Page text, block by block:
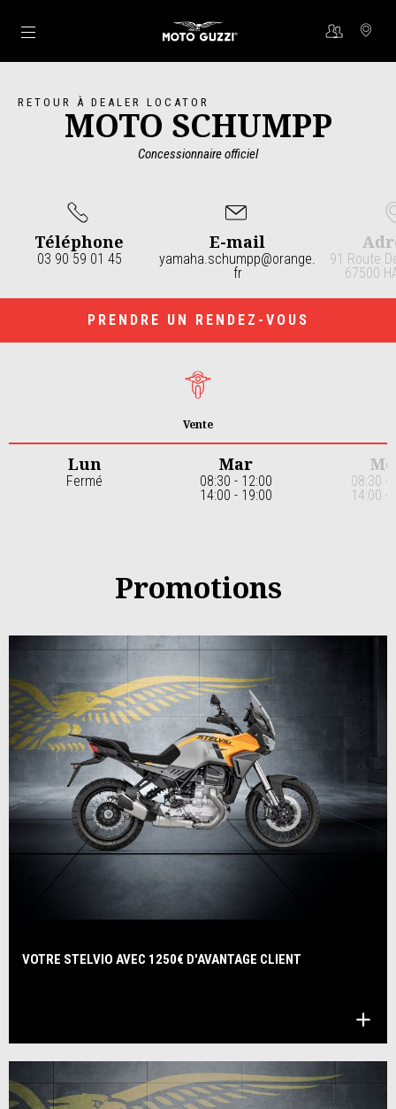
Aller au contenu principal
RETOUR À DEALER LOCATOR
MOTO SCHUMPP
Concessionnaire officiel
Téléphone
03 90 59 01 45
E-mail
yamaha.schumpp@orange.
fr
91 Route
67500
of
PRENDRE UN RENDEZ-VOUS
Vente
Lun
Fermé
Mar
08:30 - 12:00
14:00 - 19:00
08:30 -
14:00 -
Promotions
VOTRE STELVIO AVEC 1250€ D'AVANTAGE CLIENT